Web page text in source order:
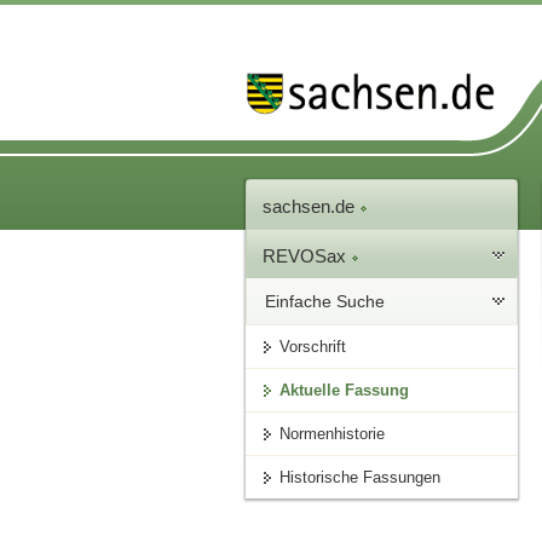
sachsen.de
REVOSax
Einfache Suche
Vorschrift
Aktuelle Fassung
Normenhistorie
Historische Fassungen